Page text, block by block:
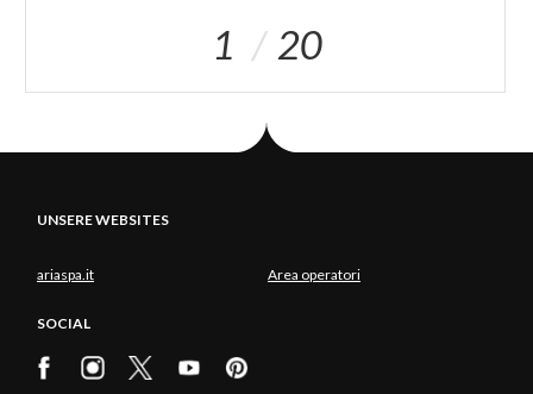
1 20
UNSERE WEBSITES
ariaspa.it Area operatori
SOCIAL